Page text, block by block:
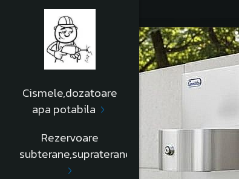
Cismele,dozatoare
apa potabila
Rezervoare
subterane,supraterane